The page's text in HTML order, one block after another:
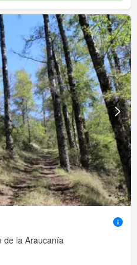
de la Araucanía